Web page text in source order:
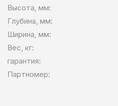
Высота, мм:
Глубина, мм:
Ширина, мм:
Вес, кг:
гарантия:
Партномер: